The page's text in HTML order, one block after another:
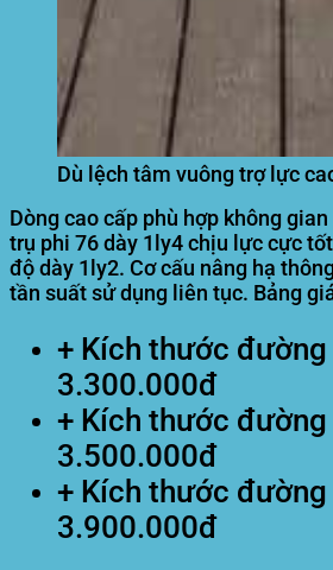
Dù lệch tâm vuông trợ lực
Dòng cao cấp phù hợp không
trụ phi 76 dày 1ly4 chịu lực cực
độ dày 1ly2. Cơ cấu nâng hạ
tần suất sử dụng liên tục. Bảng
+ Kích thước
3.300.000đ
+ Kích thước
3.500.000đ
+ Kích thước
3.900.000đ